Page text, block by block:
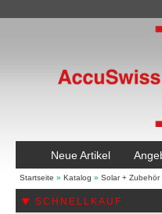
Neue Artikel
Startseite » Katalog » Solar + Zubehör
SCHNELLKAUF